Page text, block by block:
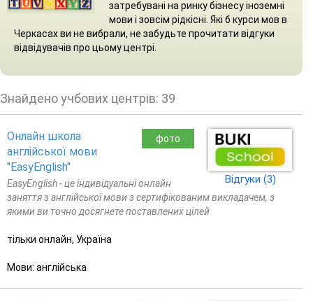
затребувані на ринку бізнесу іноземні
мови і зовсім рідкісні. Які б курси мов в
Черкасах ви не вибрали, не забудьте прочитати відгуки
відвідувачів про цьому центрі.
Знайдено учбових центрів: 39
Відгуки (3)
фото
Онлайн школа
англійської мови
"EasyEnglish"
EasyEnglish - це індивідуальні онлайн
заняття з англійської мови з сертифікованим викладачем, з
якими ви точно досягнете поставлених цілей
тільки онлайн, Україна
Мови: англійська